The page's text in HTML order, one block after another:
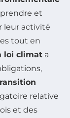
et
leur activité
tout en
loi climat a
relative
et des